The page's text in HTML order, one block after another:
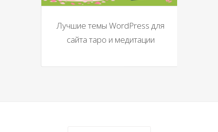
Лучшие темы WordPress для
сайта таро и медитации